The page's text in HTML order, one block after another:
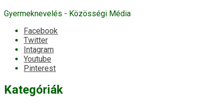
Gyermeknevelés - Közösségi Média
Facebook
Twitter
Intagram
Youtube
Pinterest
Kategóriák